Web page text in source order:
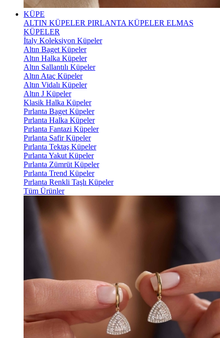
KÜPE
ALTIN KÜPELER PIRLANTA KÜPELER ELMAS
KÜPELER
İtaly Koleksiyon Küpeler
Altın Baget Küpeler
Altın Halka Küpeler
Altın Sallantılı Küpeler
Altın Ataç Küpeler
Altın Vidalı Küpeler
Altın J Küpeler
Klasik Halka Küpeler
Pırlanta Baget Küpeler
Pırlanta Halka Küpeler
Pırlanta Fantazi Küpeler
Pırlanta Safir Küpeler
Pırlanta Tektaş Küpeler
Pırlanta Yakut Küpeler
Pırlanta Zümrüt Küpeler
Pırlanta Trend Küpeler
Pırlanta Renkli Taşlı Küpeler
Tüm Ürünler